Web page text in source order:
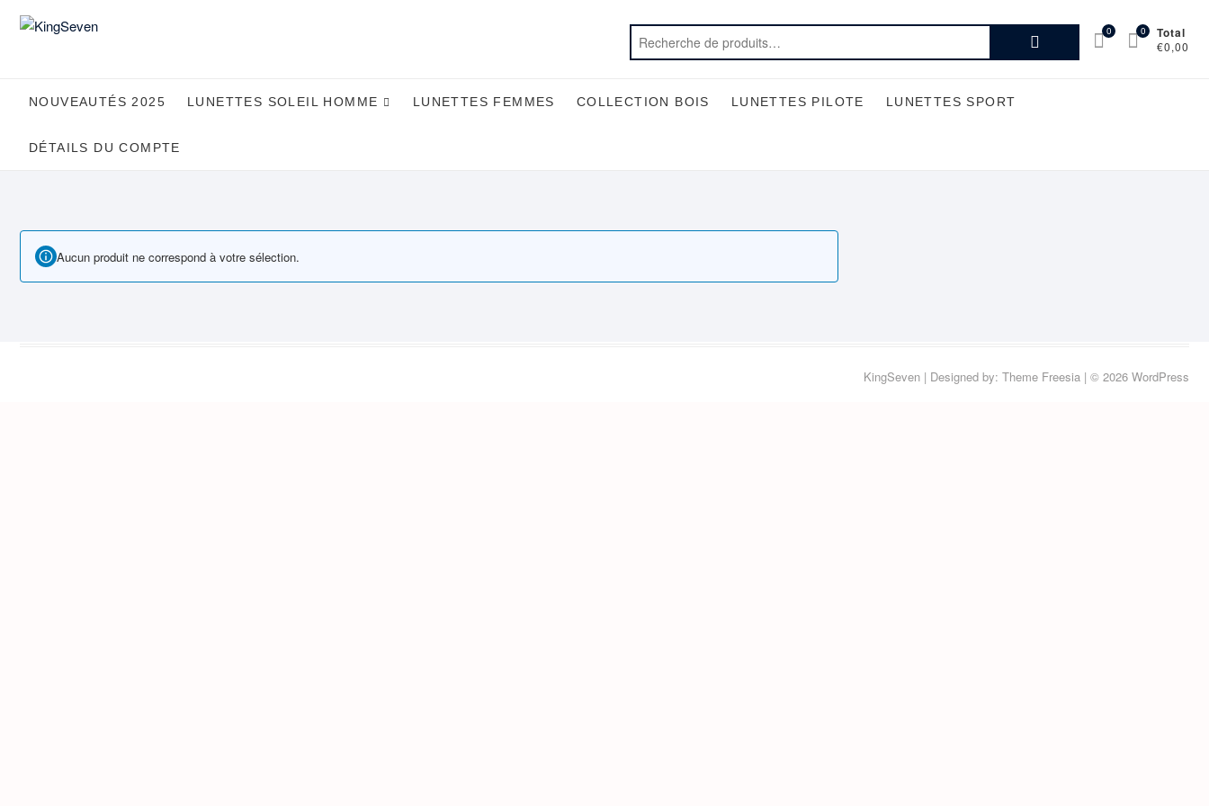
Recherche
0 Total
€0,00
0
NOUVEAUTÉS 2025 LUNETTES SOLEIL HOMME LUNETTES FEMMES COLLECTION BOIS LUNETTES PILOTE LUNETTES SPORT
DÉTAILS DU COMPTE
Aucun produit ne correspond à votre sélection.
KingSeven | Designed by: Theme Freesia | © 2026 WordPress